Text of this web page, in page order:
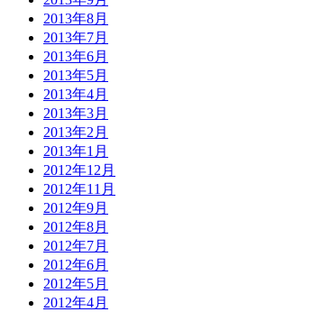
2013年8月
2013年7月
2013年6月
2013年5月
2013年4月
2013年3月
2013年2月
2013年1月
2012年12月
2012年11月
2012年9月
2012年8月
2012年7月
2012年6月
2012年5月
2012年4月